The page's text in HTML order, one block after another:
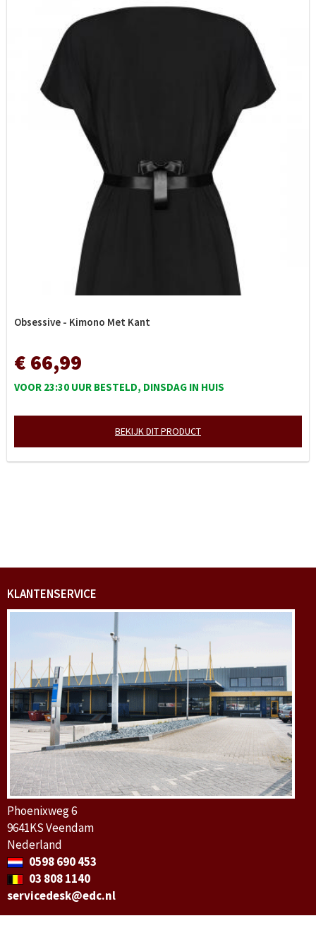
Obsessive - Kimono Met Kant
€ 66,99
VOOR 23:30 UUR BESTELD, DINSDAG IN HUIS
BEKIJK DIT PRODUCT
KLANTENSERVICE
Phoenixweg 6
9641KS Veendam
Nederland
0598 690 453
03 808 1140
servicedesk@edc.nl